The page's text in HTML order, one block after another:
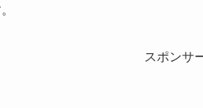
スポンサ